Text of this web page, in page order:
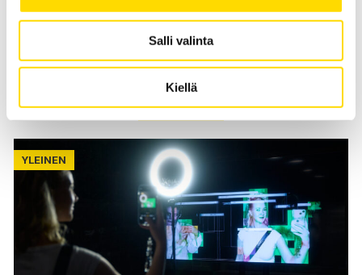
Salli valinta
Kiellä
johdosta me rohkaisemme kaiken ikäisiä ja eri
vaiheissa olevia opiskelijoita tutustumaan meidän
kanssa käytävään yhteistyöhön.
Lue lisää
YLEINEN